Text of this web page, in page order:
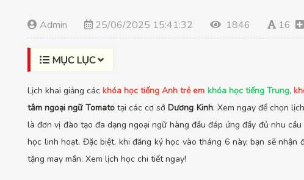
Admin 25/06/2025 15:41:32 1846 16
MỤC LỤC
Lịch khai giảng cáckhóa học tiếng Anh trẻ em khóa học tiếng Trung,
tâm ngoại ngữ Tomato tại các cơ sởDương Kinh. Xem ngay để chọn
là đơn vị đào tạo đa dạng ngoại ngữ hàng đầu đáp ứng đầy đủ nhu
học linh hoạt. Đặc biệt, khi đăng ký học vào tháng 6 này, bạn sẽ
tặng may mắn. Xem lịch học chi tiết ngay!